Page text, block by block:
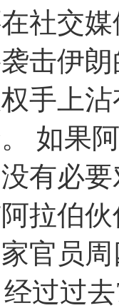
社交
击伊
手上
如果
有必
拉伯
官员
经过过